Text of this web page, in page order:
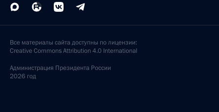
Все материалы сайта доступны по лицензии:
Creative Commons Attribution 4.0 International
Администрация Президента России
2026 год